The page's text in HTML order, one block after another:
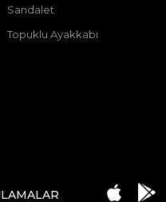
Sandalet
Topuklu Ayakkabı